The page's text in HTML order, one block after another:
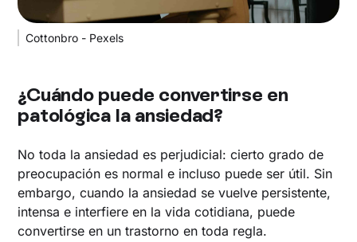
Cottonbro - Pexels
¿Cuándo puede convertirse en
patológica la ansiedad?
No toda la ansiedad es perjudicial: cierto grado de
preocupación es normal e incluso puede ser útil. Sin
embargo, cuando la ansiedad se vuelve persistente,
intensa e interfiere en la vida cotidiana, puede
convertirse en un trastorno en toda regla.